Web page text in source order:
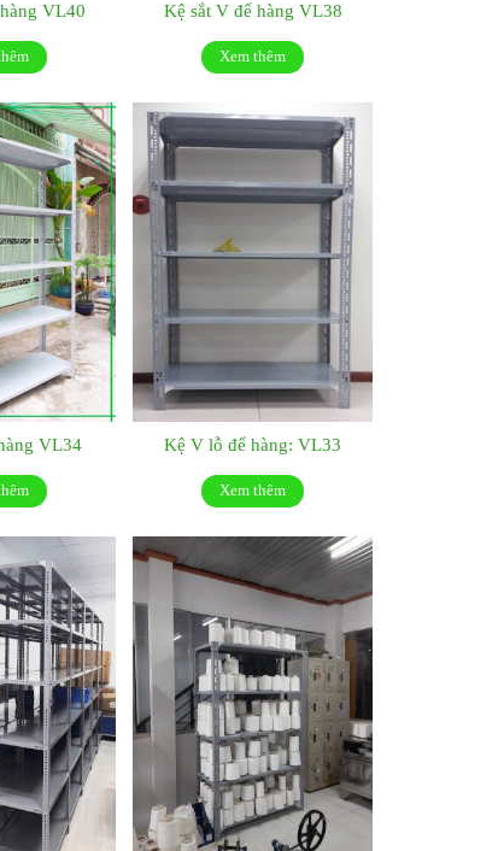
VL40 Kệ sắt V để hàng VL38
Xem thêm
VL34 Kệ V lỗ để hàng: VL33
Xem thêm